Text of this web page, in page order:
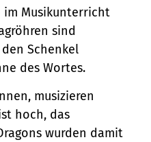
im Musikunterricht
sind
Schenkel
des Wortes.
musizieren
hoch, das
wurden damit